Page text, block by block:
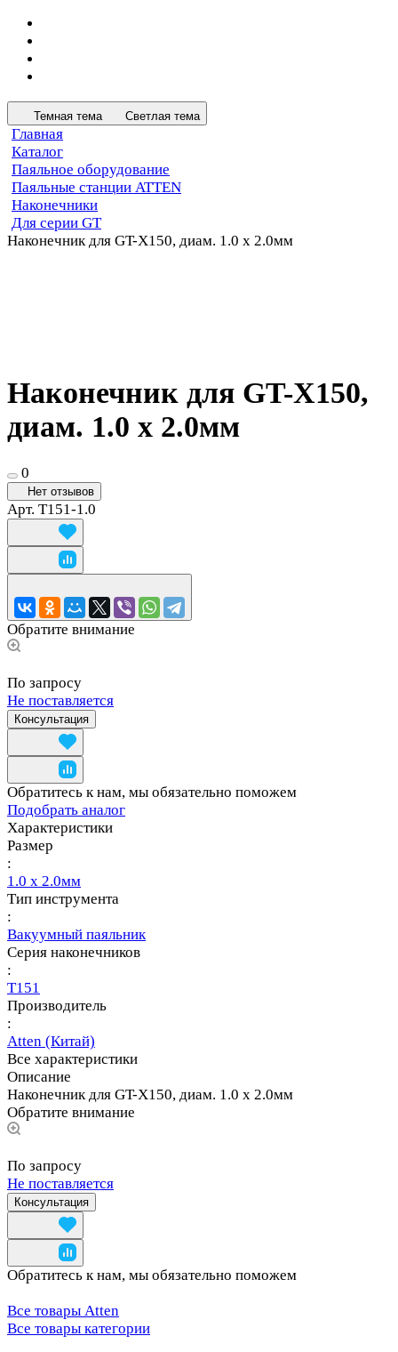
Темная тема Светлая тема
Главная
Каталог
Паяльное оборудование
Паяльные станции ATTEN
Наконечники
Для серии GT
Наконечник для GT-X150, диам. 1.0 х 2.0мм
Наконечник для GT-X150,
диам. 1.0 х 2.0мм
0
Нет отзывов
Арт. T151-1.0
Обратите внимание
По запросу
Не поставляется
Консультация
Обратитесь к нам, мы обязательно поможем
Подобрать аналог
Характеристики
Размер
:
1.0 х 2.0мм
Тип инструмента
:
Вакуумный паяльник
Серия наконечников
:
T151
Производитель
:
Atten (Китай)
Все характеристики
Описание
Наконечник для GT-X150, диам. 1.0 х 2.0мм
Обратите внимание
По запросу
Не поставляется
Консультация
Обратитесь к нам, мы обязательно поможем
Все товары Atten
Все товары категории